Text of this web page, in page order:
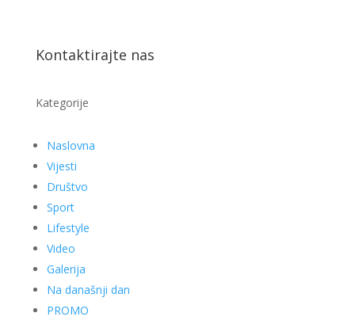
Kontaktirajte nas
Kategorije
Naslovna
Vijesti
Društvo
Sport
Lifestyle
Video
Galerija
Na današnji dan
PROMO